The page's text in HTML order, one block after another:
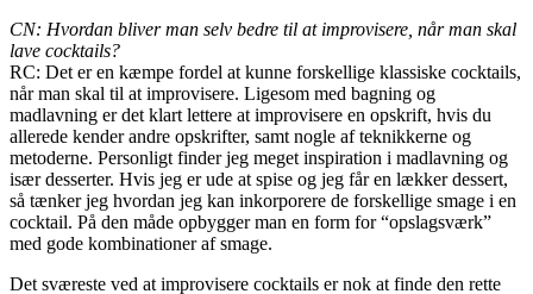
CN: Hvordan bliver man selv bedre til at improvisere, når man skal
lave cocktails?
RC: Det er en kæmpe fordel at kunne forskellige klassiske cocktails,
når man skal til at improvisere. Ligesom med bagning og
madlavning er det klart lettere at improvisere en opskrift, hvis du
allerede kender andre opskrifter, samt nogle af teknikkerne og
metoderne. Personligt finder jeg meget inspiration i madlavning og
især desserter. Hvis jeg er ude at spise og jeg får en lækker dessert,
så tænker jeg hvordan jeg kan inkorporere de forskellige smage i en
cocktail. På den måde opbygger man en form for “opslagsværk”
med gode kombinationer af smage.
Det sværeste ved at improvisere cocktails er nok at finde den rette